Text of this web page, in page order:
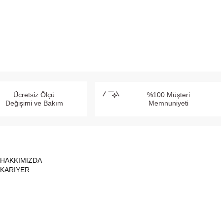
Ücretsiz Ölçü
Değişimi ve Bakım
%100 Müşteri
Memnuniyeti
HAKKIMIZDA
KARIYER